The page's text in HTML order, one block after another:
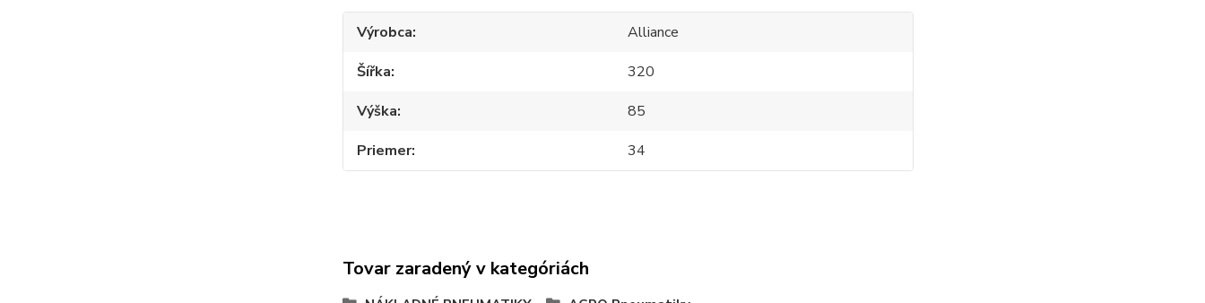
Výrobca
Alliance
Šířka
320
Výška
85
Priemer
34
Tovar zaradený v kategóriách